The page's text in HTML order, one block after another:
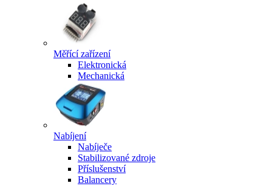
Měřící zařízení
Elektronická
Mechanická
Nabíjení
Nabíječe
Stabilizované zdroje
Příslušenství
Balancery